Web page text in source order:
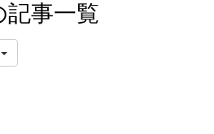
記事一覧